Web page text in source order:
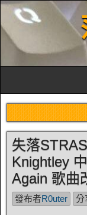
失落
Knightley
Again 歌曲
發布者R0uter 分